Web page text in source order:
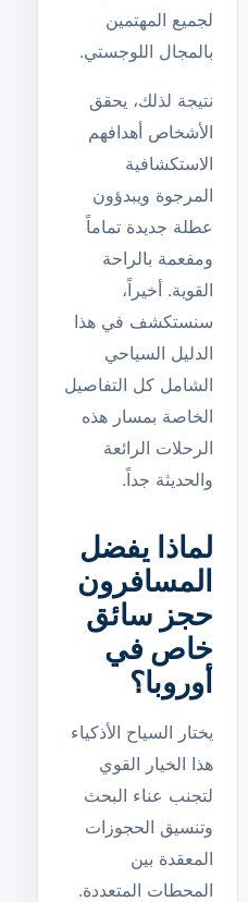
لجميع المهتمين
بالمجال اللوجستي.
نتيجة لذلك، يحقق
الأشخاص أهدافهم
الاستكشافية
المرجوة ويبدؤون
عطلة جديدة تماماً
ومفعمة بالراحة
القوية. أخيراً،
سنستكشف في هذا
الدليل السياحي
الشامل كل التفاصيل
الخاصة بمسار هذه
الرحلات الرائعة
والحديثة جداً.
لماذا يفضل
المسافرون
حجز سائق
خاص في
أوروبا؟
يختار السياح الأذكياء
هذا الخيار القوي
لتجنب عناء البحث
وتنسيق الحجوزات
المعقدة بين
المحطات المتعددة.